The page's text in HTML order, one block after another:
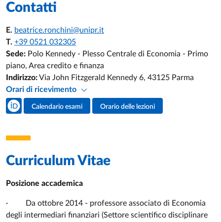
Contatti
E. beatrice.ronchini@unipr.it
T. +39 0521 032305
Sede: Polo Kennedy - Plesso Centrale di Economia - Primo
piano, Area credito e finanza
Indirizzo:Via John Fitzgerald Kennedy 6, 43125 Parma
Orari di ricevimento
Social del docente
Calendario esami Orario delle lezioni
Curriculum Vitae
Posizione accademica
· Da ottobre 2014 - professore associato di Economia
degli intermediari finanziari (Settore scientifico disciplinare